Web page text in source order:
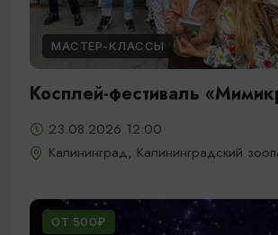
МАСТЕР-КЛАССЫ
Косплей-фестиваль
23.08.2026 12:00
Калининград, Калининградский
ОТ 500₽